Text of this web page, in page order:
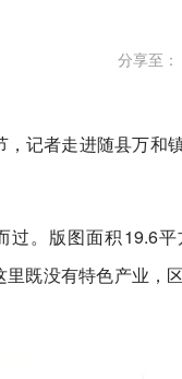
分享至：
记者走进随县万和
。版图面积19.6
既没有特色产业，